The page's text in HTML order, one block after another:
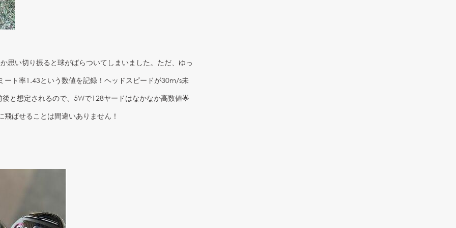
思い切り振ると球がばらついてしまいました。ただ、ゆっ
ート率1.43という数値を記録！ヘッドスピードが30m/s未
と想定されるので、5Wで128ヤードはなかなか高数値🌟
ばせることは間違いありません！